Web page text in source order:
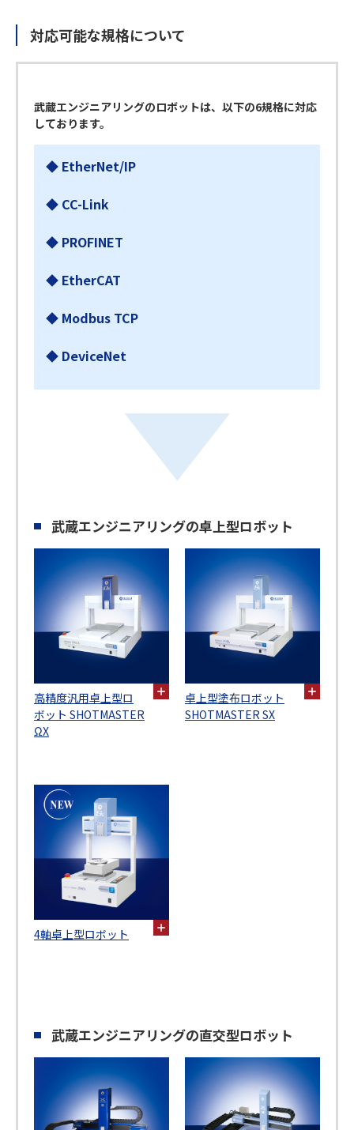
対応可能な規格について
武蔵エンジニアリングのロボットは、以下の6規格に対応
しております。
◆ EtherNet/IP
◆ CC-Link
◆ PROFINET
◆ EtherCAT
◆ Modbus TCP
◆ DeviceNet
武蔵エンジニアリングの卓上型ロボット
高精度汎用卓上型ロ
ボット SHOTMASTER
ΩX
卓上型塗布ロボット
SHOTMASTER SX
4軸卓上型ロボット
武蔵エンジニアリングの直交型ロボット